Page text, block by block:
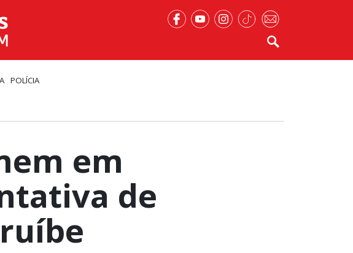
POLÍCIA
em
de